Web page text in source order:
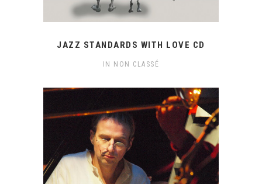
JAZZ STANDARDS WITH LOVE CD
IN NON CLASSÉ